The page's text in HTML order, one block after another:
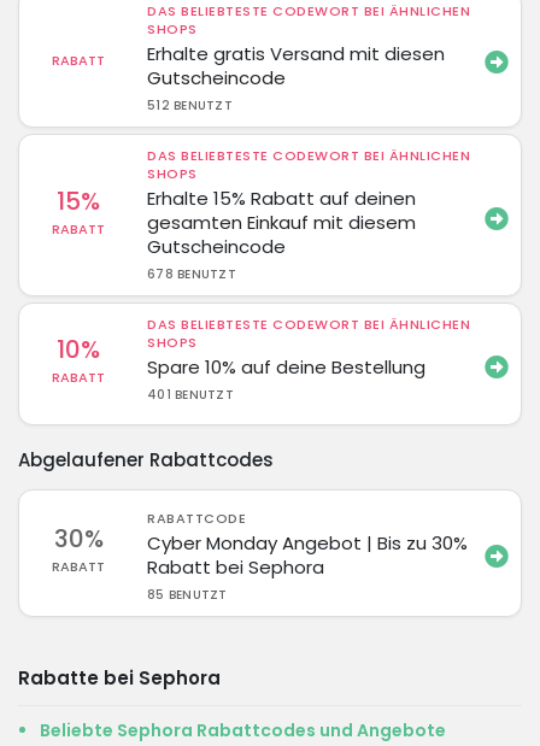
RABATT
DAS BELIEBTESTE CODEWORT BEI ÄHNLICHEN
SHOPS
Erhalte gratis Versand mit diesen
Gutscheincode
512 BENUTZT
15%
RABATT
DAS BELIEBTESTE CODEWORT BEI ÄHNLICHEN
SHOPS
Erhalte 15% Rabatt auf deinen
gesamten Einkauf mit diesem
Gutscheincode
678 BENUTZT
10%
RABATT
DAS BELIEBTESTE CODEWORT BEI ÄHNLICHEN
SHOPS
Spare 10% auf deine Bestellung
401 BENUTZT
Abgelaufener Rabattcodes
30%
RABATT
RABATTCODE
Cyber ​​Monday Angebot | Bis zu 30%
Rabatt bei Sephora
85 BENUTZT
Rabatte bei Sephora
Beliebte Sephora Rabattcodes und Angebote